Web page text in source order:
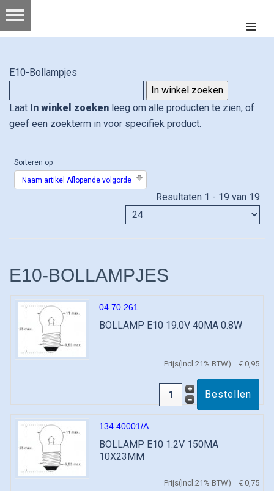
E10-Bollampjes
Laat In winkel zoeken leeg om alle producten te zien, of
geef een zoekterm in voor specifiek product.
Sorteren op
Naam artikel Aflopende volgorde
Resultaten 1 - 19 van 19
E10-BOLLAMPJES
04.70.261
BOLLAMP E10 19.0V 40MA 0.8W
Prijs(Incl.21% BTW) € 0,95
134.40001/A
BOLLAMP E10 1.2V 150MA
10X23MM
Prijs(Incl.21% BTW) € 0,75